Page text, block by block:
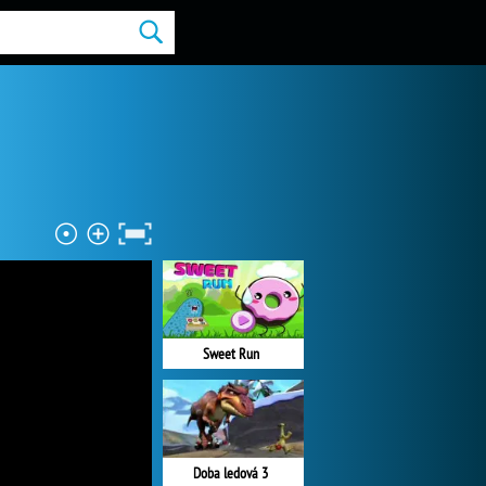
Sweet Run
Doba ledová 3